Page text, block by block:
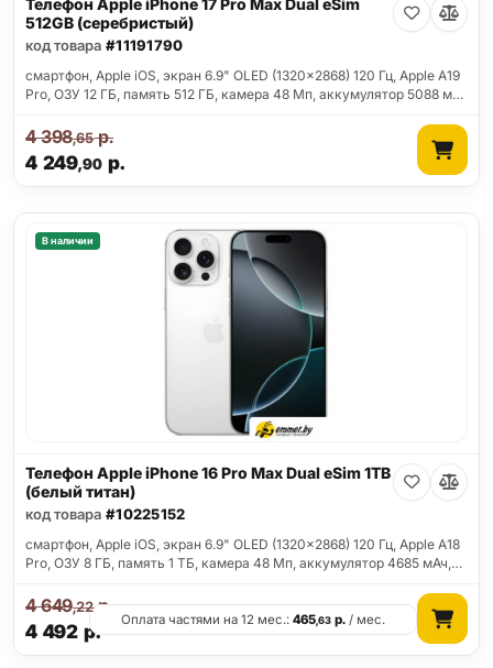
Телефон Apple iPhone 17 Pro Max Dual eSim
512GB (серебристый)
код товара #11191790
смартфон, Apple iOS, экран 6.9" OLED (1320x2868) 120 Гц, Apple A19
Pro, ОЗУ 12 ГБ, память 512 ГБ, камера 48 Мп, аккумулятор 5088 м…
4 249,90 р.
4 398,65р.
В наличии
Телефон Apple iPhone 16 Pro Max Dual eSim 1TB
(белый титан)
код товара #10225152
смартфон, Apple iOS, экран 6.9" OLED (1320x2868) 120 Гц, Apple A18
Pro, ОЗУ 8 ГБ, память 1 ТБ, камера 48 Мп, аккумулятор 4685 мАч,…
4 492 р.
4 649,22р.
Оплата частями на 12 мес.:465,63 р. / мес.